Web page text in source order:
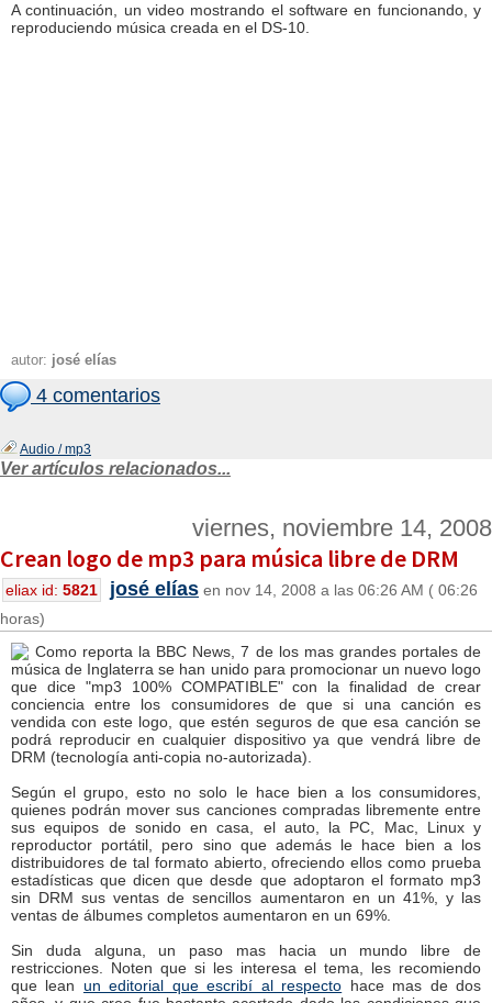
A continuación, un video mostrando el software en funcionando, y
reproduciendo música creada en el DS-10.
autor: josé elías
4 comentarios
Audio / mp3
Ver artículos relacionados...
viernes, noviembre 14, 2008
Crean logo de mp3 para música libre de DRM
eliax id: 5821 josé elías en nov 14, 2008 a las 06:26 AM ( 06:26
horas)
Como reporta la BBC News, 7 de los mas grandes portales de
música de Inglaterra se han unido para promocionar un nuevo logo
que dice "mp3 100% COMPATIBLE" con la finalidad de crear
conciencia entre los consumidores de que si una canción es
vendida con este logo, que estén seguros de que esa canción se
podrá reproducir en cualquier dispositivo ya que vendrá libre de
DRM (tecnología anti-copia no-autorizada).
Según el grupo, esto no solo le hace bien a los consumidores,
quienes podrán mover sus canciones compradas libremente entre
sus equipos de sonido en casa, el auto, la PC, Mac, Linux y
reproductor portátil, pero sino que además le hace bien a los
distribuidores de tal formato abierto, ofreciendo ellos como prueba
estadísticas que dicen que desde que adoptaron el formato mp3
sin DRM sus ventas de sencillos aumentaron en un 41%, y las
ventas de álbumes completos aumentaron en un 69%.
Sin duda alguna, un paso mas hacia un mundo libre de
restricciones. Noten que si les interesa el tema, les recomiendo
que lean un editorial que escribí al respecto hace mas de dos